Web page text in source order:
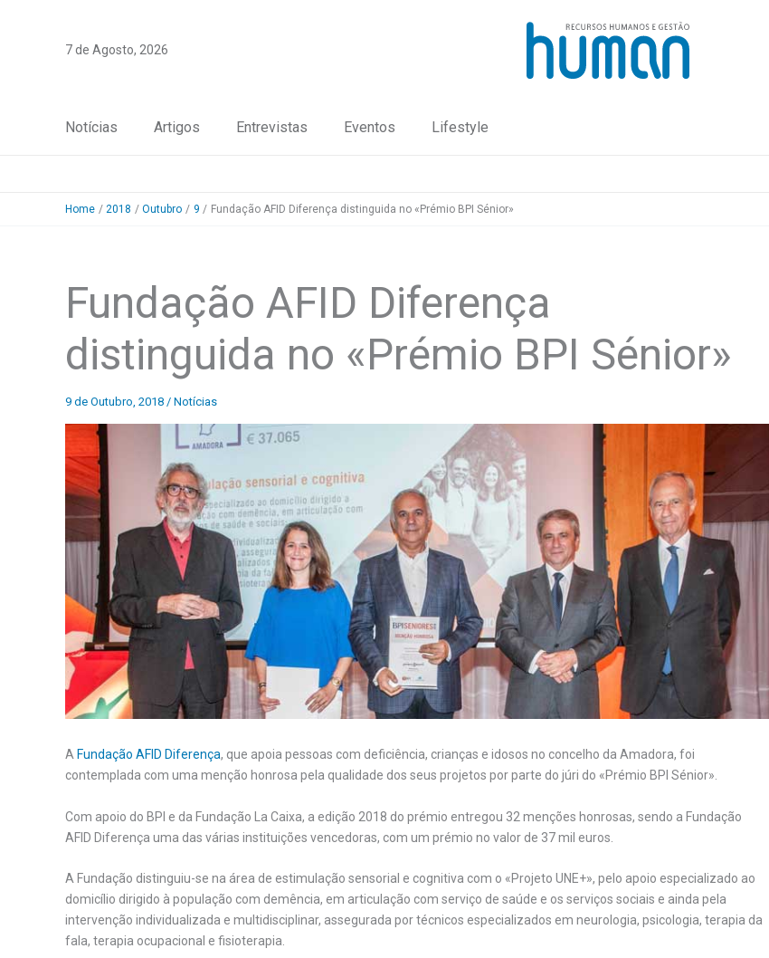
7 de Agosto, 2026
Notícias Artigos Entrevistas Eventos Lifestyle
Home 2018 Outubro 9 Fundação AFID Diferença distinguida no «Prémio BPI Sénior»
Fundação AFID Diferença
distinguida no «Prémio BPI Sénior»
9 de Outubro, 2018 / Notícias
A Fundação AFID Diferença, que apoia pessoas com deficiência, crianças e idosos no concelho da Amadora, foi
contemplada com uma menção honrosa pela qualidade dos seus projetos por parte do júri do «Prémio BPI Sénior».
Com apoio do BPI e da Fundação La Caixa, a edição 2018 do prémio entregou 32 menções honrosas, sendo a Fundação
AFID Diferença uma das várias instituições vencedoras, com um prémio no valor de 37 mil euros.
A Fundação distinguiu-se na área de estimulação sensorial e cognitiva com o «Projeto UNE+», pelo apoio especializado ao
domicílio dirigido à população com demência, em articulação com serviço de saúde e os serviços sociais e ainda pela
intervenção individualizada e multidisciplinar, assegurada por técnicos especializados em neurologia, psicologia, terapia da
fala, terapia ocupacional e fisioterapia.